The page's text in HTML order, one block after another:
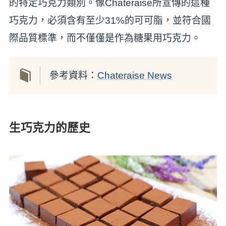
的特定巧克力類別。像Chateraise所宣傳的這種
巧克力，必須含有至少31%的可可脂，並符合國
際品質標準，而不僅僅是作為糖果用巧克力。
參考資料： Chateraise News
生巧克力的歷史